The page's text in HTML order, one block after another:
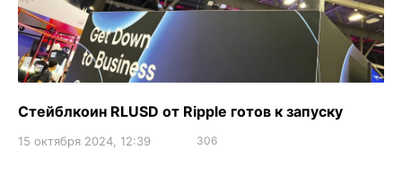
Стейблкоин RLUSD от Ripple готов к запуску
15 октября 2024, 12:39 306